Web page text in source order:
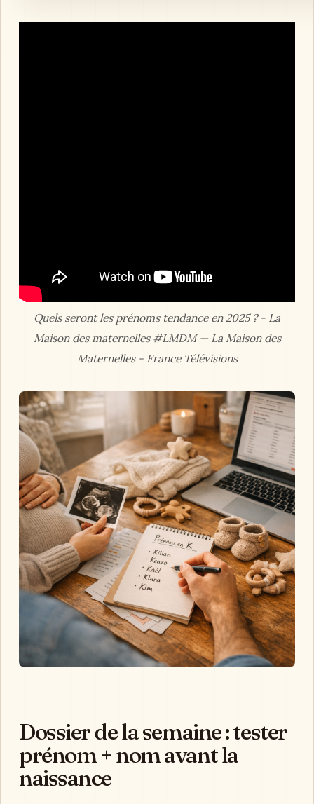
Quels seront les prénoms tendance en 2025 ? - La
Maison des maternelles #LMDM — La Maison des
Maternelles - France Télévisions
Dossier de la semaine : tester
prénom + nom avant la
naissance